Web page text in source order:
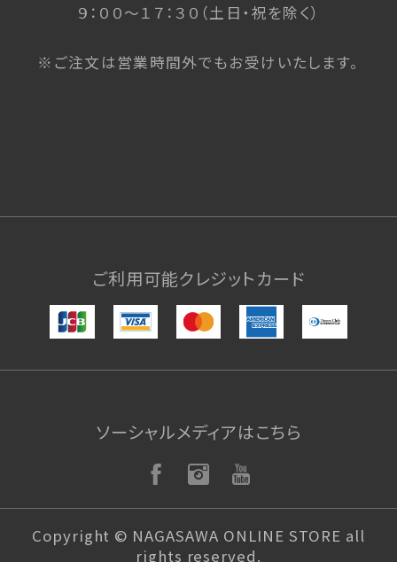
９：００〜１７：３０（土日・祝を除く）
※ご注文は営業時間外でもお受けいたします。
ご利用可能クレジットカード
ソーシャルメディアはこちら
Copyright © NAGASAWA ONLINE STORE all
rights reserved.